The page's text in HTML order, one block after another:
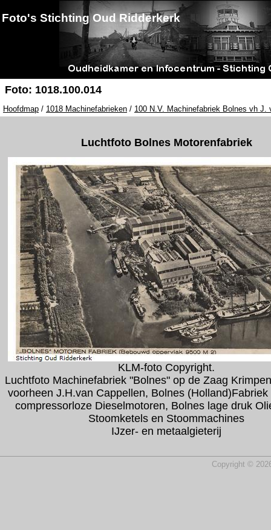
Foto's Stichting Oud Ridderkerk
Foto: 1018.100.014
Hoofdmap / 1018 Machinefabrieken / 100 N.V. Machinefabriek Bolnes vh J.
Luchtfoto Bolnes Motorenfabriek
KLM-foto Copyright.
Luchtfoto Machinefabriek "Bolnes" op de Zaag
voorheen J.H.van Cappellen, Bolnes
compressorloze Dieselmotoren, Bolnes lage druk
Stoomketels en Stoommachines
IJzer- en metaalgieterij
Copyright ©